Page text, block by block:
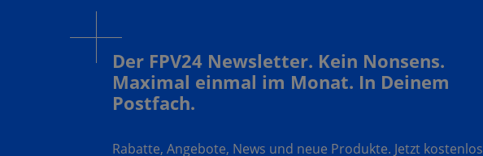
Der FPV24 Newsletter. Kein Nonsens.
Maximal einmal im Monat. In Deinem
Postfach.
Rabatte, Angebote, News und neue Produkte. Jetzt kostenlos